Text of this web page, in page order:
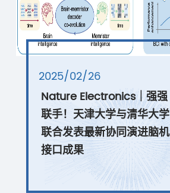
2025/02/26
Nature Electronics｜强强
联手！天津大学与清华大学
联合发表最新协同演进脑机
接口成果